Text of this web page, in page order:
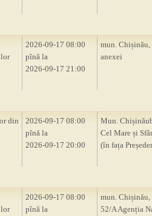
2026-09-17 08:00
pînă la
2026-09-17 21:00
mun.
anexei
din
2026-09-17 08:00
pînă la
2026-09-17 20:00
Mun.
Cel Mare și
(în fața
2026-09-17 08:00
pînă la
mun. Chișinău,
52/A Agenția